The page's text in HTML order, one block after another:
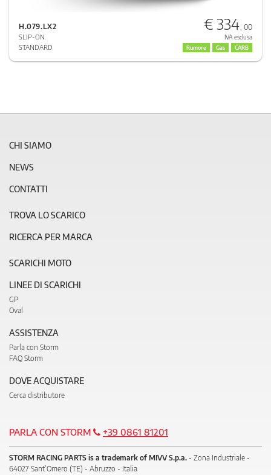
H.079.LX2
SLIP-ON
STANDARD
€ 334 , 00
IVA esclusa
Rumore Gas CARB
CHI SIAMO
NEWS
CONTATTI
TROVA LO SCARICO
RICERCA PER MARCA
SCARICHI MOTO
LINEE DI SCARICHI
GP
Oval
ASSISTENZA
Parla con Storm
FAQ Storm
DOVE ACQUISTARE
Cerca distributore
PARLA CON STORM +39 0861 81201
STORM RACING PARTS is a trademark of MIVV S.p.a. - Zona Industriale -
64027 Sant’Omero (TE) - Abruzzo - Italia